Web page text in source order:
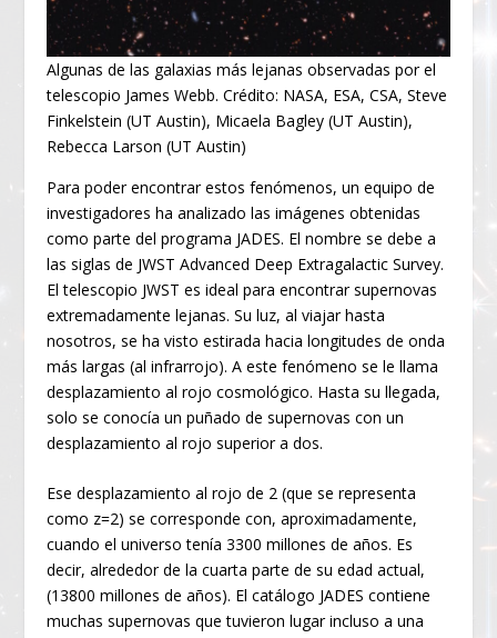
Algunas de las galaxias más lejanas observadas por el
telescopio James Webb. Crédito: NASA, ESA, CSA, Steve
Finkelstein (UT Austin), Micaela Bagley (UT Austin),
Rebecca Larson (UT Austin)
Para poder encontrar estos fenómenos, un equipo de
investigadores ha analizado las imágenes obtenidas
como parte del programa JADES. El nombre se debe a
las siglas de JWST Advanced Deep Extragalactic Survey.
El telescopio JWST es ideal para encontrar supernovas
extremadamente lejanas. Su luz, al viajar hasta
nosotros, se ha visto estirada hacia longitudes de onda
más largas (al infrarrojo). A este fenómeno se le llama
desplazamiento al rojo cosmológico. Hasta su llegada,
solo se conocía un puñado de supernovas con un
desplazamiento al rojo superior a dos.
Ese desplazamiento al rojo de 2 (que se representa
como z=2) se corresponde con, aproximadamente,
cuando el universo tenía 3300 millones de años. Es
decir, alrededor de la cuarta parte de su edad actual,
(13800 millones de años). El catálogo JADES contiene
muchas supernovas que tuvieron lugar incluso a una